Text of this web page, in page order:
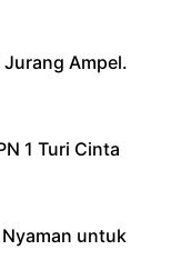
Ampel.
1 Turi Cinta
Nyaman untuk